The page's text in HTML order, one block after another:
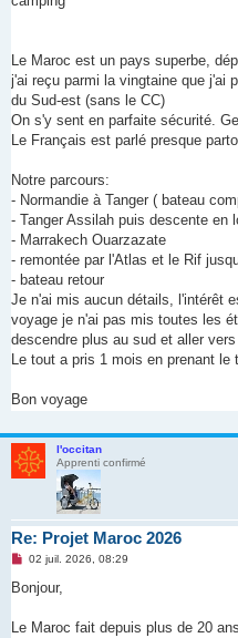
Le Maroc est un pays superbe,
j'ai reçu parmi la vingtaine que j'ai
du Sud-est (sans le CC)
On s'y sent en parfaite sécurité.
Le Français est parlé presque
Notre parcours:
- Normandie à Tanger ( bateau
- Tanger Assilah puis descente en
- Marrakech Ouarzazate
- remontée par l'Atlas et le Rif
- bateau retour
Je n'ai mis aucun détails, l'intérêt
voyage je n'ai pas mis toutes les
descendre plus au sud et aller
Le tout a pris 1 mois en prenant le
Bon voyage
l'occitan
Apprenti confirmé
Re: Projet Maroc 2026
M
s
g
02 juil. 2026, 08:29
Bonjour,
Le Maroc fait depuis plus de 20